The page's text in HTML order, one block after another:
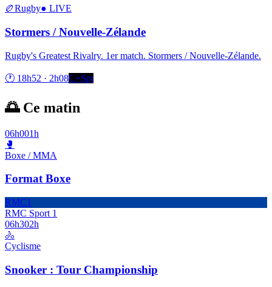
🏉Rugby● LIVE
Stormers / Nouvelle-Zélande
Rugby's Greatest Rivalry. 1er match. Stormers / Nouvelle-Zélande.
🕐 18h52 · 2h08C+Spt
🌅 Ce matin
06h001h
🥊
Boxe / MMA
Format Boxe
RMC1
RMC Sport 1
06h302h
🚴
Cyclisme
Snooker : Tour Championship